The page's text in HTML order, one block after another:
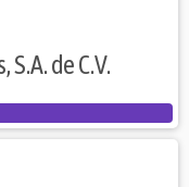
de C.V.